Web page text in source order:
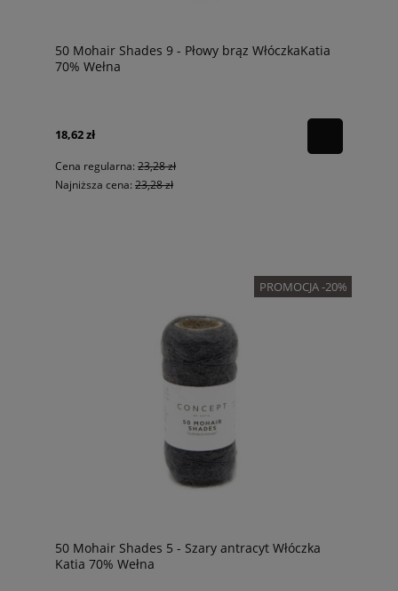
50 Mohair Shades 9 - Płowy brąz WłóczkaKatia
70% Wełna
18,62 zł
Cena regularna: 23,28 zł
Najniższa cena: 23,28 zł
PROMOCJA -20%
50 Mohair Shades 5 - Szary antracyt Włóczka
Katia 70% Wełna